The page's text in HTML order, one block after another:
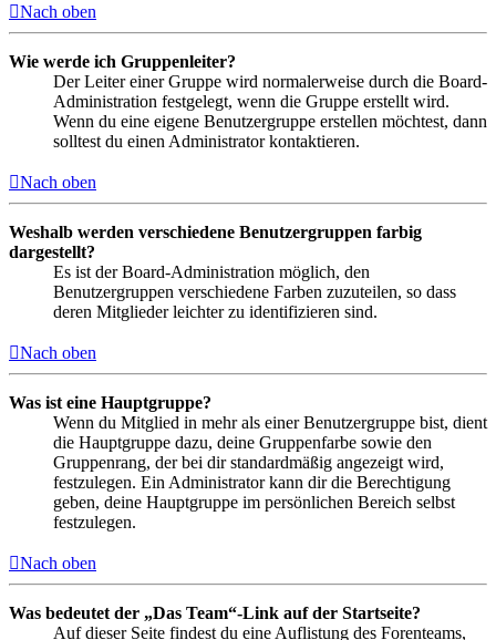
Nach oben
Wie werde ich Gruppenleiter?
Der Leiter einer Gruppe wird normalerweise durch die Board-
Administration festgelegt, wenn die Gruppe erstellt wird.
Wenn du eine eigene Benutzergruppe erstellen möchtest, dann
solltest du einen Administrator kontaktieren.
Nach oben
Weshalb werden verschiedene Benutzergruppen farbig
dargestellt?
Es ist der Board-Administration möglich, den
Benutzergruppen verschiedene Farben zuzuteilen, so dass
deren Mitglieder leichter zu identifizieren sind.
Nach oben
Was ist eine Hauptgruppe?
Wenn du Mitglied in mehr als einer Benutzergruppe bist, dient
die Hauptgruppe dazu, deine Gruppenfarbe sowie den
Gruppenrang, der bei dir standardmäßig angezeigt wird,
festzulegen. Ein Administrator kann dir die Berechtigung
geben, deine Hauptgruppe im persönlichen Bereich selbst
festzulegen.
Nach oben
Was bedeutet der „Das Team“-Link auf der Startseite?
Auf dieser Seite findest du eine Auflistung des Forenteams,